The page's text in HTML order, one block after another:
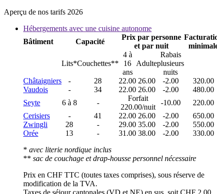
Aperçu de nos tarifs 2026
Hébergements avec une cuisine autonome
Bâtiment
Capacité
Prix par personne
et par nuit
Lits*Couchettes**
4 à
16
ans
Adulte
Rabais
plusieurs
nuits
Châtaigniers
- 28 22.00 26.00 -2.00
320.00
Vaudois
- 34 22.00 26.00 -2.00
480.00
Seyte
6 à 8 -
Forfait
220.00/nuit
-10.00
220.00
Cerisiers
- 41 22.00 26.00 -2.00
650.00
Zwingli
28 - 29.00 35.00 -2.00
550.00
Orée
13 - 31.00 38.00 -2.00
330.00
* avec literie nordique inclus
** sac de couchage et drap-housse personnel nécessaire
Prix en CHF TTC (toutes taxes comprises), sous réserve de
modification de la TVA.
Taxes de séjour cantonales (VD et NE) en sus, soit CHF 2.00